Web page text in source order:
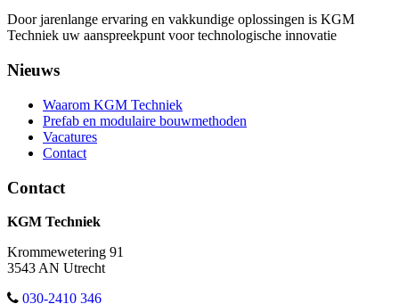
Door jarenlange ervaring en vakkundige oplossingen is KGM
Techniek uw aanspreekpunt voor technologische innovatie
Nieuws
Waarom KGM Techniek
Prefab en modulaire bouwmethoden
Vacatures
Contact
Contact
KGM Techniek
Krommewetering 91
3543 AN Utrecht
030-2410 346